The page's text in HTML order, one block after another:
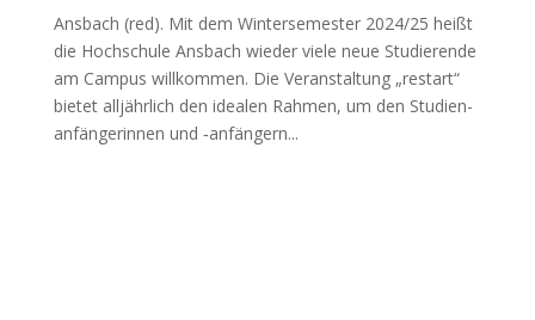
Ans­bach (red). Mit dem Win­ter­se­mes­ter 2024/25 heißt
die Hoch­schu­le Ans­bach wie­der vie­le neue Stu­die­ren­de
am Cam­pus will­kom­men. Die Ver­an­stal­tung „restart“
bie­tet all­jähr­lich den idea­len Rah­men, um den Stu­di­en­
an­fän­ge­rin­nen und ‑anfän­gern...